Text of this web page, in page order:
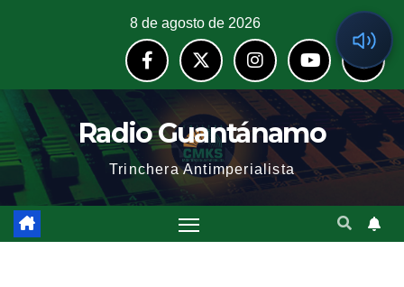
8 de agosto de 2026
Radio Guantánamo
Trinchera Antimperialista